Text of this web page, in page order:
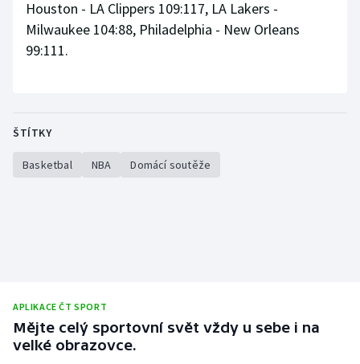
Rychlostní kanoistika
Short track
Houston - LA Clippers 109:117, LA Lakers -
Milwaukee 104:88, Philadelphia - New Orleans
99:111.
ŠTÍTKY
Basketbal NBA Domácí soutěže
APLIKACE ČT SPORT
Mějte celý sportovní svět vždy u sebe i na
velké obrazovce.